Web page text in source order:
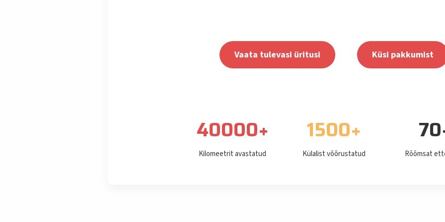
Vaata tulevasi üritusi Küsi pakkumist
40000+
Kilomeetrit avastatud
1500+
Külalist võõrustatud
70
Rõõmsat